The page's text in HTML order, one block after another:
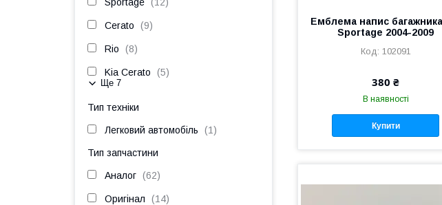
Емблема напис
Sportage 2004-2009
102091
380 ₴
В наявності
Купити
Cerato 9
Rio 8
Kia Cerato 5
Ще 7
Тип техніки
Легковий автомобіль 1
Тип запчастини
Аналог 62
Оригінал 14